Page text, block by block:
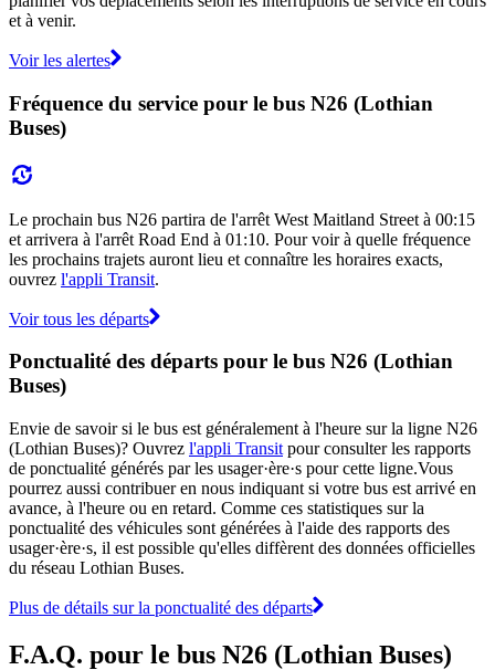
et à venir.
Voir les alertes
Fréquence du service pour le bus N26 (Lothian
Buses)
Le prochain bus N26 partira de l'arrêt West Maitland Street à 00:15
et arrivera à l'arrêt Road End à 01:10. Pour voir à quelle fréquence
les prochains trajets auront lieu et connaître les horaires exacts,
ouvrez l'appli Transit.
Voir tous les départs
Ponctualité des départs pour le bus N26 (Lothian
Buses)
Envie de savoir si le bus est généralement à l'heure sur la ligne N26
(Lothian Buses)? Ouvrez l'appli Transit pour consulter les rapports
de ponctualité générés par les usager·ère·s pour cette ligne.Vous
pourrez aussi contribuer en nous indiquant si votre bus est arrivé en
avance, à l'heure ou en retard. Comme ces statistiques sur la
ponctualité des véhicules sont générées à l'aide des rapports des
usager·ère·s, il est possible qu'elles diffèrent des données officielles
du réseau Lothian Buses.
Plus de détails sur la ponctualité des départs
F.A.Q. pour le bus N26 (Lothian Buses)